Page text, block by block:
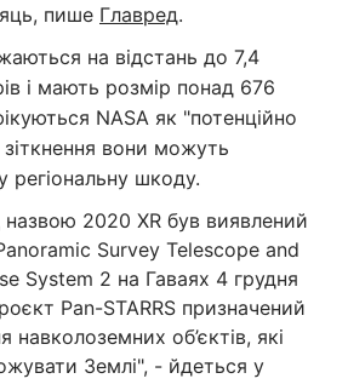
пише Главред.
на відстань до 7,4
і мають розмір понад 676
NASA як "потенційно
зіткнення вони можуть
регіональну шкоду.
назвою 2020 XR був виявлений
Survey Telescope and
System 2 на Гаваях 4 грудня
Pan-STARRS призначений
навколоземних об’єктів, які
Землі", - йдеться у